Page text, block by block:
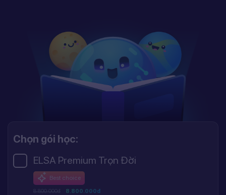
Chọn gói học:
ELSA Premium Trọn Đời
Best choice
8.800.000đ 8.800.000đ